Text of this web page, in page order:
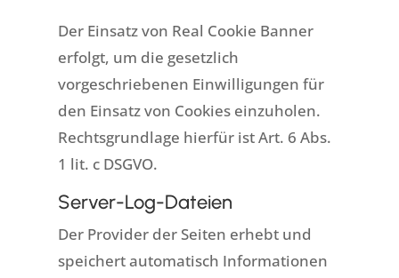
Der Einsatz von Real Cookie Banner
erfolgt, um die gesetzlich
vorgeschriebenen Einwilligungen für
den Einsatz von Cookies einzuholen.
Rechtsgrundlage hierfür ist Art. 6 Abs.
1 lit. c DSGVO.
Server-Log-Dateien
Der Provider der Seiten erhebt und
speichert automatisch Informationen